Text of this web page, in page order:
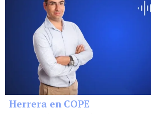
Herrera en COPE